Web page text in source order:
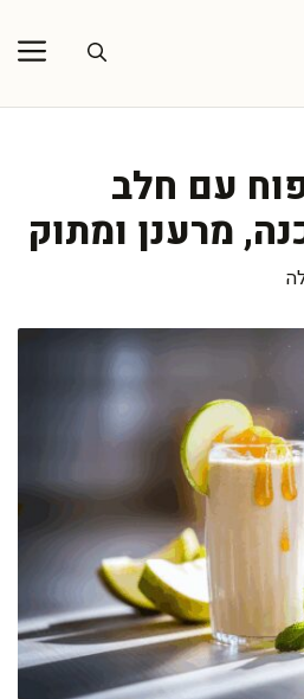
עם חלב
מרענן ומתוק